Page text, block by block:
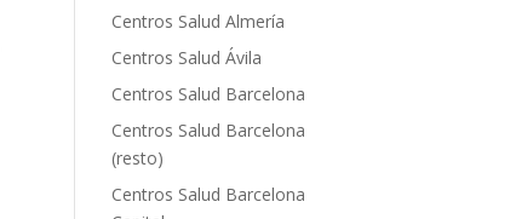
Centros Salud Almería
Centros Salud Ávila
Centros Salud Barcelona
Centros Salud Barcelona
(resto)
Centros Salud Barcelona